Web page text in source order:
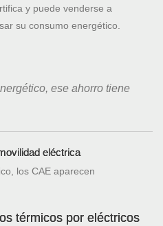
y puede venderse a
su consumo energético.
ese ahorro tiene
eléctrica
los CAE aparecen
térmicos por eléctricos